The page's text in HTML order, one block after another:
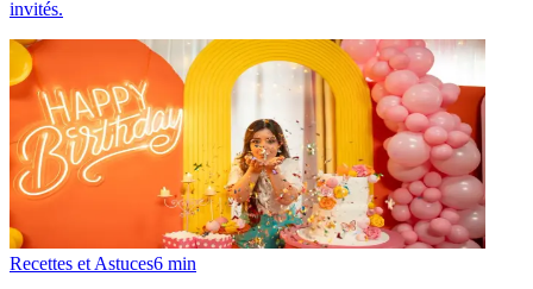
invités.
Recettes et Astuces6 min